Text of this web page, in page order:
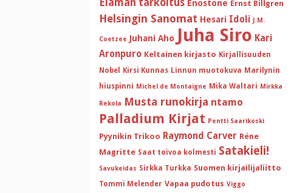
Elämän tarkoitus Enostone Ernst Billgren
Helsingin Sanomat Hesari Idoli J.M.
Coetzee Juhani Aho Juha Siro Kari
Aronpuro Keltainen kirjasto Kirjallisuuden
Nobel
Kirsi Kunnas Linnun muotokuva Marilynin
hiuspinni Michel de Montaigne Mika Waltari Mirkka
Rekola Musta runokirja ntamo
Palladium Kirjat Pentti Saarikoski
Pyynikin Trikoo Raymond Carver Réne
Magritte Saat toivoa kolmesti Satakieli!
Savukeidas Sirkka Turkka Suomen kirjailijaliitto
Tommi Melender Vapaa pudotus Viggo